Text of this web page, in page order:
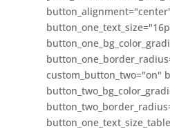
custom_button_two="on"